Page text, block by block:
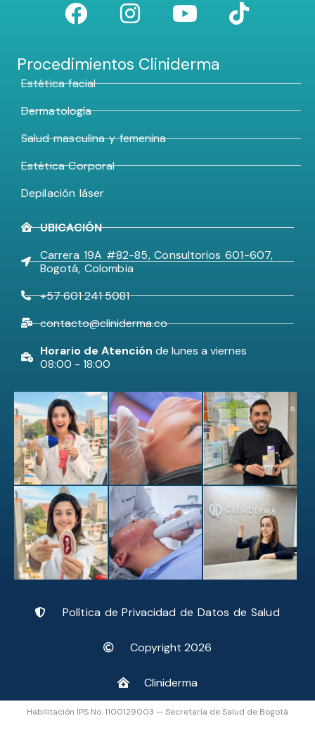
Procedimientos Cliniderma
Estética facial
Dermatología
Salud masculina y femenina
Estética Corporal
Depilación láser
UBICACIÓN
Carrera 19A #82-85, Consultorios 601-607,
Bogotá, Colombia
+57 601 241 5081
contacto@cliniderma.co
Horario de Atención de lunes a viernes
08:00 - 18:00
Política de Privacidad de Datos de Salud
Copyright 2026
Cliniderma
Habilitación IPS No. 1100129003 — Secretaría de Salud de Bogotá